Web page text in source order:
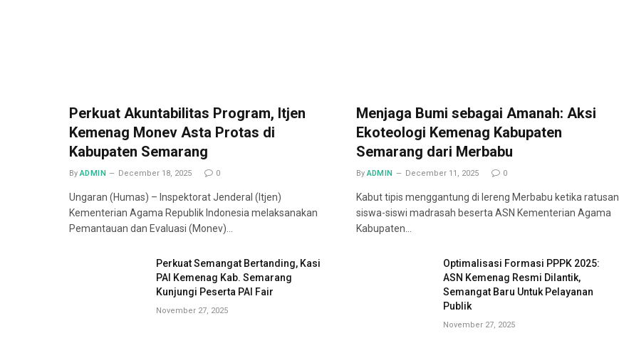
Perkuat Akuntabilitas Program, Itjen
Kemenag Monev Asta Protas di
Kabupaten Semarang
By ADMIN December 18, 2025 0
Ungaran (Humas) – Inspektorat Jenderal (Itjen)
Kementerian Agama Republik Indonesia melaksanakan
Pemantauan dan Evaluasi (Monev)…
Menjaga Bumi sebagai Amanah: Aksi
Ekoteologi Kemenag Kabupaten
Semarang dari Merbabu
By ADMIN December 11, 2025 0
Kabut tipis menggantung di lereng Merbabu ketika ratusan
siswa-siswi madrasah beserta ASN Kementerian Agama
Kabupaten…
Perkuat Semangat Bertanding, Kasi
PAI Kemenag Kab. Semarang
Kunjungi Peserta PAI Fair
November 27, 2025
Optimalisasi Formasi PPPK 2025:
ASN Kemenag Resmi Dilantik,
Semangat Baru Untuk Pelayanan
Publik
November 27, 2025